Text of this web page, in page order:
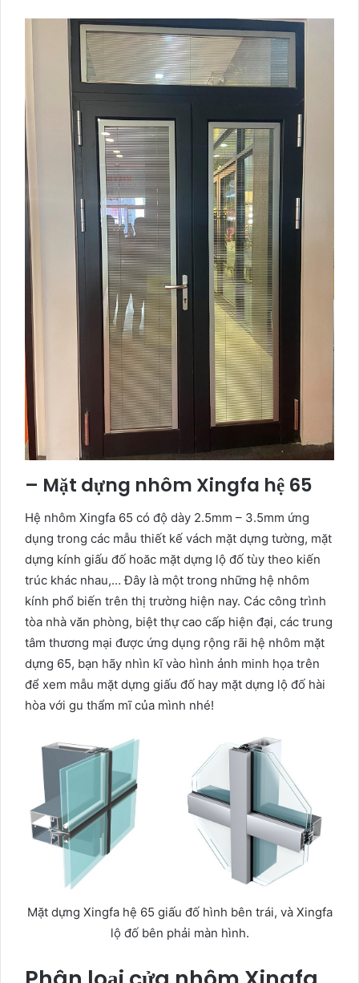
– Mặt dựng nhôm Xingfa hệ 65
Hệ nhôm Xingfa 65 có độ dày 2.5mm – 3.5mm ứng
dụng trong các mẫu thiết kế vách mặt dựng tường, mặt
dựng kính giấu đố hoăc mặt dựng lộ đố tùy theo kiến
trúc khác nhau,… Đây là một trong những hệ nhôm
kính phổ biến trên thị trường hiện nay. Các công trình
tòa nhà văn phòng, biệt thự cao cấp hiện đại, các trung
tâm thương mại được ứng dụng rộng rãi hệ nhôm mặt
dựng 65, bạn hãy nhìn kĩ vào hình ảnh minh họa trên
để xem mẫu mặt dựng giấu đố hay mặt dựng lộ đố hài
hòa với gu thẩm mĩ của mình nhé!
Mặt dựng Xingfa hệ 65 giấu đố hình bên trái, và Xingfa
lộ đố bên phải màn hình.